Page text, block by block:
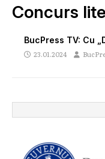
Concurs
BucPress TV: Cu
23.01.2024